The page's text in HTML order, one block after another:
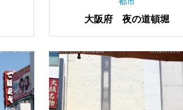
大阪府 夜の道頓堀